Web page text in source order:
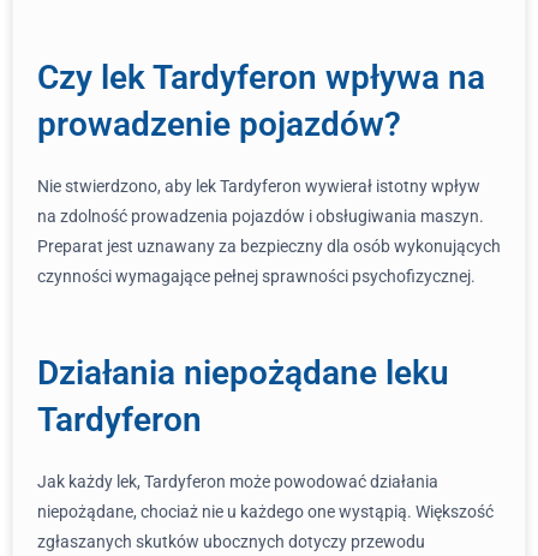
Czy lek Tardyferon wpływa na
prowadzenie pojazdów?
Nie stwierdzono, aby lek Tardyferon wywierał istotny wpływ
na zdolność prowadzenia pojazdów i obsługiwania maszyn.
Preparat jest uznawany za bezpieczny dla osób wykonujących
czynności wymagające pełnej sprawności psychofizycznej.
Działania niepożądane leku
Tardyferon
Jak każdy lek, Tardyferon może powodować działania
niepożądane, chociaż nie u każdego one wystąpią. Większość
zgłaszanych skutków ubocznych dotyczy przewodu